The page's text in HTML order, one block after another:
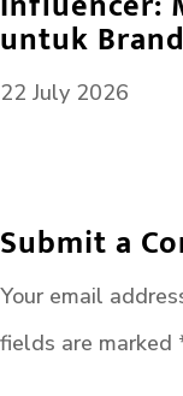
untuk
22 July 2026
Submit a
Your email
fields are marked